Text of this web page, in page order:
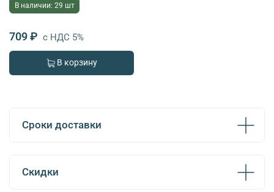
В наличии: 29 шт
709 ₽ с НДС 5%
В корзину
Сроки доставки
Скидки